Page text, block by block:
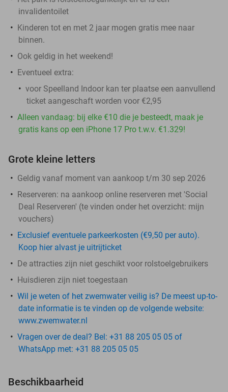
invalidentoilet
Kinderen tot en met 2 jaar mogen gratis mee naar
binnen.
Ook geldig in het weekend!
Eventueel extra:
voor Speelland Indoor kan ter plaatse een aanvullend
ticket aangeschaft worden voor €2,95
Alleen vandaag: bij elke €10 die je besteedt, maak je
gratis kans op een iPhone 17 Pro t.w.v. €1.329!
Grote kleine letters
Geldig vanaf moment van aankoop t/m 30 sep 2026
Reserveren: na aankoop online reserveren met 'Social
Deal Reserveren' (te vinden onder het overzicht: mijn
vouchers)
Exclusief eventuele parkeerkosten (€9,50 per auto).
Koop hier alvast je uitrijticket
De attracties zijn niet geschikt voor rolstoelgebruikers
Huisdieren zijn niet toegestaan
Wil je weten of het zwemwater veilig is? De meest up-to-
date informatie is te vinden op de volgende website:
www.zwemwater.nl
Vragen over de deal? Bel: +31 88 205 05 05 of
WhatsApp met: +31 88 205 05 05
Beschikbaarheid